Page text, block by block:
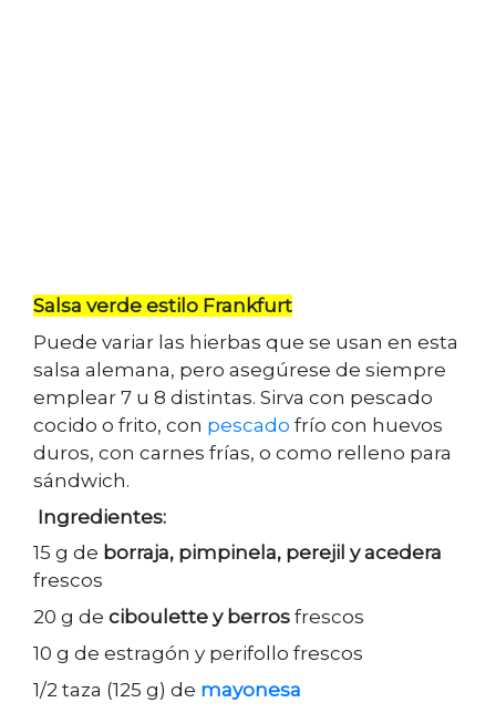
Salsa verde estilo Frankfurt
Puede variar las hierbas que se usan en esta
salsa alemana, pero asegúrese de siempre
emplear 7 u 8 distintas. Sirva con pescado
cocido o frito, con pescado frío con huevos
duros, con carnes frías, o como relleno para
sándwich.
Ingredientes:
15 g de borraja, pimpinela, perejil y acedera
frescos
20 g de ciboulette y berros frescos
10 g de estragón y perifollo frescos
1/2 taza (125 g) de mayonesa